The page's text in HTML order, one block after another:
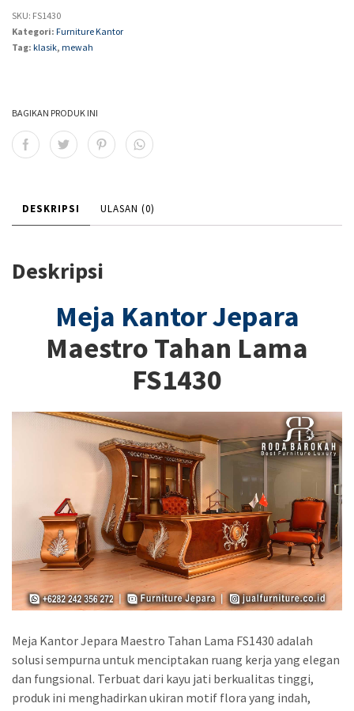
SKU: FS1430
Kategori: Furniture Kantor
Tag: klasik, mewah
BAGIKAN PRODUK INI
DESKRIPSI ULASAN (0)
Deskripsi
Meja Kantor Jepara
Maestro Tahan Lama
FS1430
Meja Kantor Jepara Maestro Tahan Lama FS1430 adalah
solusi sempurna untuk menciptakan ruang kerja yang elegan
dan fungsional. Terbuat dari kayu jati berkualitas tinggi,
produk ini menghadirkan ukiran motif flora yang indah,